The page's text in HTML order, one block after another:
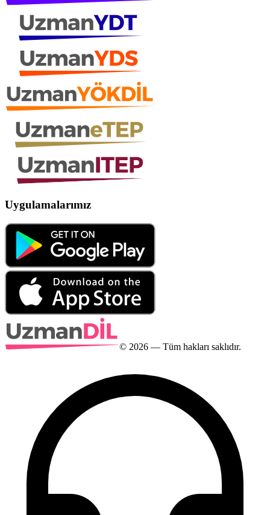
Uygulamalarımız
© 2026 — Tüm hakları saklıdır.